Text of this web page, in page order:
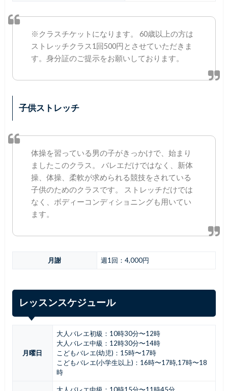
※クラスチケットになります。 60歳以上の方は
ストレッチクラス1回500円とさせていただきま
す。身分証のご提示をお願いしております。
子供ストレッチ
体操を習っている男の子がきっかけで、始まり
ましたこのクラス。 バレエだけではなく、新体
操、体操、柔軟が求められる競技をされている
子供のためのクラスです。 ストレッチだけでは
なく、ボディーコンディショニングも用いてい
ます。
月謝 週1回：4,000円
レッスンスケジュール
月曜日
大人バレエ初級：10時30分〜12時
大人バレエ中級：12時30分〜14時
こどもバレエ(幼児)：15時〜17時
こどもバレエ(小学生以上)：16時〜17時,17時〜18
時